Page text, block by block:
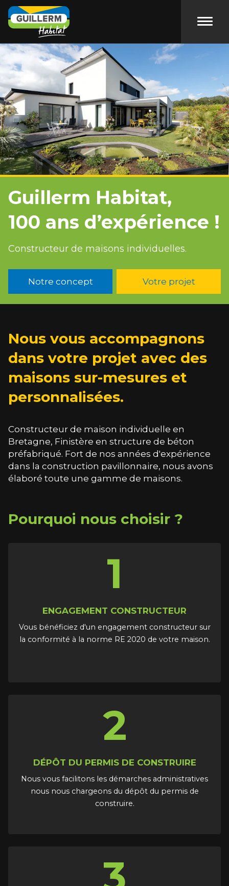
Guillerm Habitat,
100 ans d’expérience !
Constructeur de maisons individuelles.
Notre concept Votre projet
Nous vous accompagnons
dans votre projet avec des
maisons sur-mesures et
personnalisées.
Constructeur de maison individuelle en
Bretagne, Finistère en structure de béton
préfabriqué. Fort de nos années d'expérience
dans la construction pavillonnaire, nous avons
élaboré toute une gamme de maisons.
Pourquoi nous choisir ?
1
ENGAGEMENT CONSTRUCTEUR
Vous bénéficiez d'un engagement constructeur sur
la conformité à la norme RE 2020 de votre maison.
2
DÉPÔT DU PERMIS DE CONSTRUIRE
Nous vous facilitons les démarches administratives
nous nous chargeons du dépôt du permis de
construire.